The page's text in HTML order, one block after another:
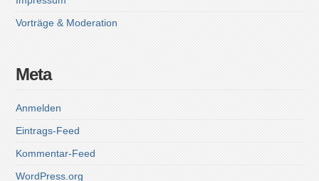
Vorträge & Moderation
Meta
Anmelden
Eintrags-Feed
Kommentar-Feed
WordPress.org